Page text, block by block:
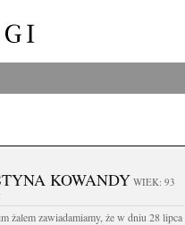
KOWANDYWIEK: 93
żalem zawiadamiamy, że w dniu 28 lipca